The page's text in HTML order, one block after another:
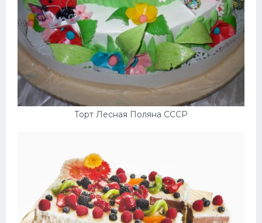
Торт Лесная Поляна СССР